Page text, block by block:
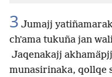
3 Jumajj
chʼama tukuña jan
Jaqenakajj
munasirinaka, qollqe